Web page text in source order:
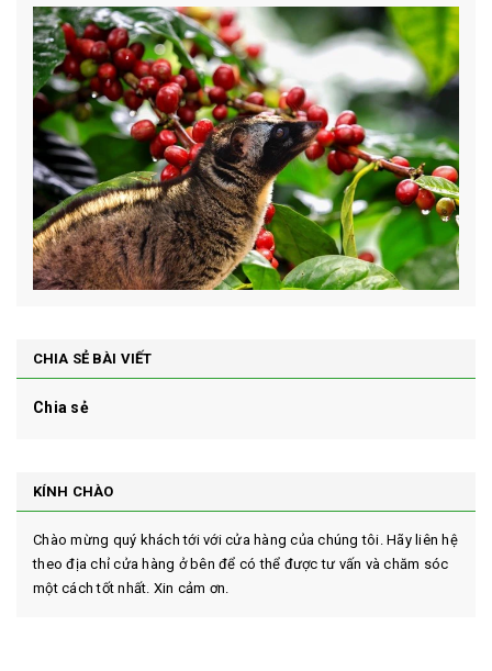
CHIA SẺ BÀI VIẾT
Chia sẻ
KÍNH CHÀO
Chào mừng quý khách tới với cửa hàng của chúng tôi. Hãy liên hệ
theo địa chỉ cửa hàng ở bên để có thể được tư vấn và chăm sóc
một cách tốt nhất. Xin cảm ơn.